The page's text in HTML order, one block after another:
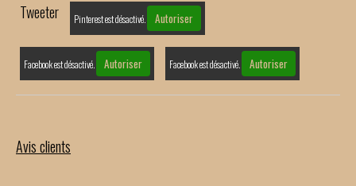
Tweeter Pinterest est désactivé. Autoriser
Facebook est désactivé. Autoriser Facebook est désactivé. Autoriser
Avis clients